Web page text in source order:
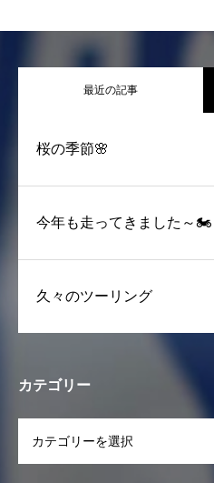
最近の記事
桜の季節🌸
今年も走ってきました～🏍
久々のツーリング
カテゴリー